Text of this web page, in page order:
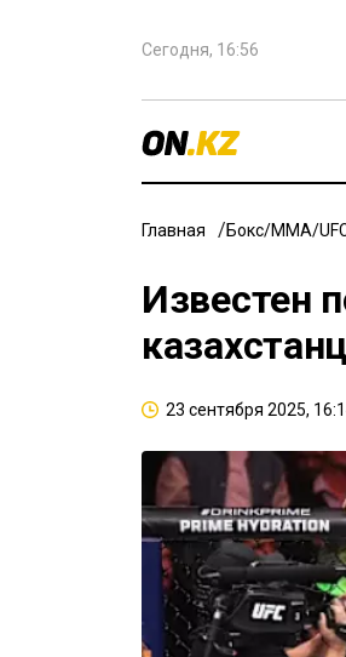
Сегодня, 16:56
Главная Бокс/ММА/
Известен
23 сентября 2025,